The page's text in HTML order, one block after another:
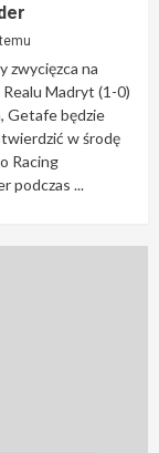
zwycięzca na
Madryt (1-0)
Getafe będzie
w środę
Racing
podczas ...